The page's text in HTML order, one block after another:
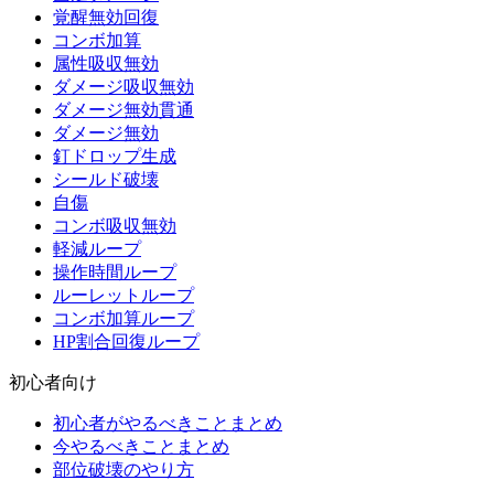
覚醒無効回復
コンボ加算
属性吸収無効
ダメージ吸収無効
ダメージ無効貫通
ダメージ無効
釘ドロップ生成
シールド破壊
自傷
コンボ吸収無効
軽減ループ
操作時間ループ
ルーレットループ
コンボ加算ループ
HP割合回復ループ
初心者向け
初心者がやるべきことまとめ
今やるべきことまとめ
部位破壊のやり方